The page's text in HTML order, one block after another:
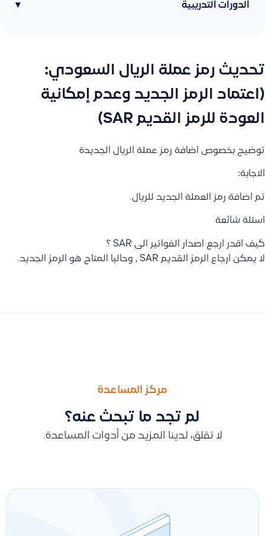
الدورات التدريبية ▾
تحديث رمز عملة الريال السعودي:
(اعتماد الرمز الجديد وعدم إمكانية
العودة للرمز القديم SAR)
توضيح بخصوص اضافة رمز عملة الريال الجديدة
الاجابة:
تم اضافة رمز العملة الجديد للريال.
اسئلة شائعة
كيف اقدر ارجع اصدار الفواتير الى SAR ؟
لا يمكن ارجاع الرمز القديم SAR , وحاليا المتاح هو الرمز الجديد.
مركز المساعدة
لم تجد ما تبحث عنه؟
لا تقلق، لدينا المزيد من أدوات المساعدة.